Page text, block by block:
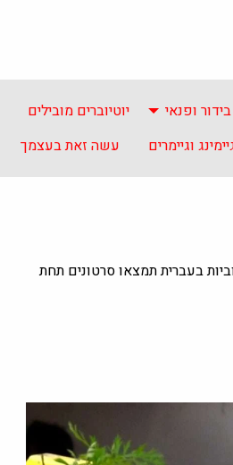
בידור ופנאי יוטיוברים מובילים
וגיימרים עשה זאת בעצמך
בעברית תמצאו סרטונים תחת